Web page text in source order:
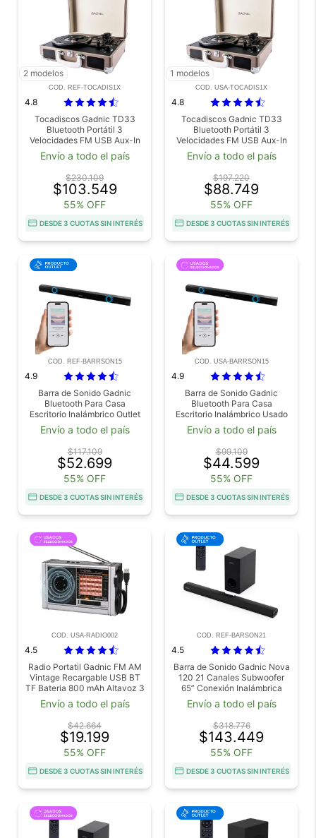
2 modelos
COD. REF-TOCADIS1X
4.8
Tocadiscos Gadnic TD33
Bluetooth Portátil 3
Velocidades FM USB Aux-In
RCA SD Outlet
Envío a todo el país
$230.109
$103.549
55% OFF
DESDE 3 CUOTAS SIN INTERÉS
1 modelos
COD. USA-TOCADIS1X
4.8
Tocadiscos Gadnic TD33
Bluetooth Portátil 3
Velocidades FM USB Aux-In
RCA SD Usado
Envío a todo el país
$197.220
$88.749
55% OFF
DESDE 3 CUOTAS SIN INTERÉS
COD. REF-BARRSON15
4.9
Barra de Sonido Gadnic
Bluetooth Para Casa
Escritorio Inalámbrico Outlet
Envío a todo el país
$117.109
$52.699
55% OFF
DESDE 3 CUOTAS SIN INTERÉS
COD. USA-BARRSON15
4.9
Barra de Sonido Gadnic
Bluetooth Para Casa
Escritorio Inalámbrico Usado
Envío a todo el país
$99.109
$44.599
55% OFF
DESDE 3 CUOTAS SIN INTERÉS
COD. USA-RADIO002
4.5
Radio Portatil Gadnic FM AM
Vintage Recargable USB BT
TF Bateria 800 mAh Altavoz 3
W Usado
Envío a todo el país
$42.664
$19.199
55% OFF
DESDE 3 CUOTAS SIN INTERÉS
COD. REF-BARSON21
4.5
Barra de Sonido Gadnic Nova
120 21 Canales Subwoofer
65” Conexión Inalámbrica
120W Outlet
Envío a todo el país
$318.776
$143.449
55% OFF
DESDE 3 CUOTAS SIN INTERÉS